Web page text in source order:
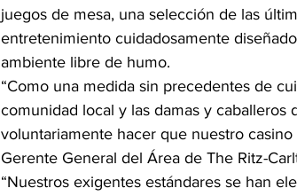
juegos de mesa, una selección de las
entretenimiento cuidadosamente
ambiente libre de humo.
“Como una medida sin precedentes de
comunidad local y las damas y caballeros
voluntariamente hacer que nuestro
Gerente General del Área de The Ritz-
“Nuestros exigentes estándares se han